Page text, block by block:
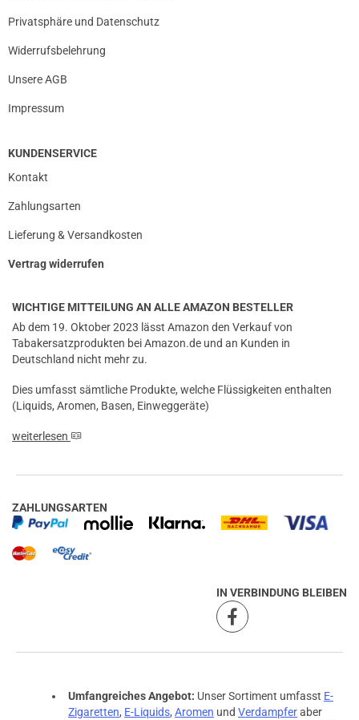
Privatsphäre und Datenschutz
Widerrufsbelehrung
Unsere AGB
Impressum
KUNDENSERVICE
Kontakt
Zahlungsarten
Lieferung & Versandkosten
Vertrag widerrufen
WICHTIGE MITTEILUNG AN ALLE AMAZON BESTELLER
Ab dem 19. Oktober 2023 lässt Amazon den Verkauf von
Tabakersatzprodukten bei Amazon.de und an Kunden in
Deutschland nicht mehr zu.
Dies umfasst sämtliche Produkte, welche Flüssigkeiten enthalten
(Liquids, Aromen, Basen, Einweggeräte)
weiterlesen
ZAHLUNGSARTEN
IN VERBINDUNG BLEIBEN
Umfangreiches Angebot: Unser Sortiment umfasst E-
Zigaretten, E-Liquids, Aromen und Verdampferaber